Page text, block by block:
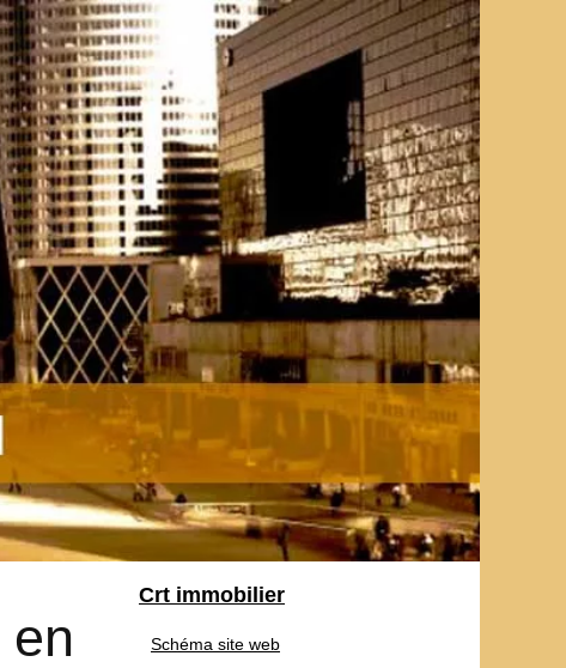
en
Crt immobilier
Schéma site web